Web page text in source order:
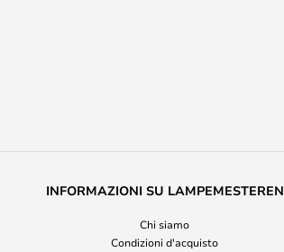
INFORMAZIONI SU LAMPEMESTEREN
Chi siamo
Condizioni d'acquisto